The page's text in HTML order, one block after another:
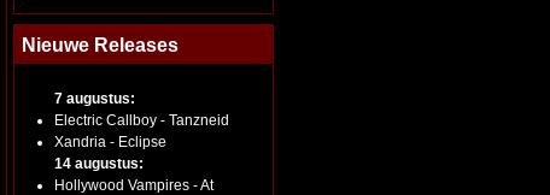
Nieuwe Releases
7 augustus:
Electric Callboy - Tanzneid
Xandria - Eclipse
14 augustus:
Hollywood Vampires - At